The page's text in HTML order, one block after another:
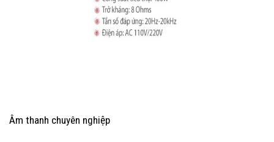
Âm thanh chuyên nghiệp